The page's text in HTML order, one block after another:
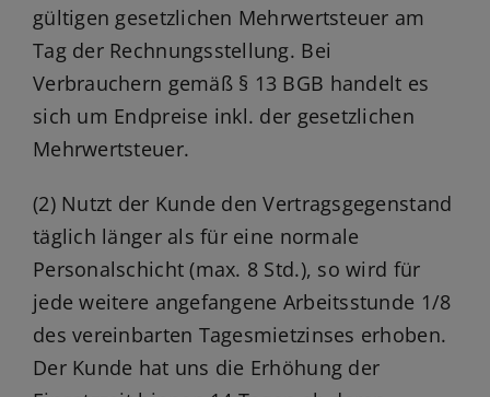
gültigen gesetzlichen Mehrwertsteuer am
Tag der Rechnungsstellung. Bei
Verbrauchern gemäß § 13 BGB handelt es
sich um Endpreise inkl. der gesetzlichen
Mehrwertsteuer.
(2) Nutzt der Kunde den Vertragsgegenstand
täglich länger als für eine normale
Personalschicht (max. 8 Std.), so wird für
jede weitere angefangene Arbeitsstunde 1/8
des vereinbarten Tagesmietzinses erhoben.
Der Kunde hat uns die Erhöhung der